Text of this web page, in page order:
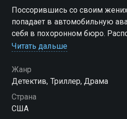
Поссорившись со своим
попадает в автомобильную
себя в похоронном бюро.
уверяет Анну, что она мертва,
Читать дальше
Жанр
Детектив, Триллер, Драма
Страна
США